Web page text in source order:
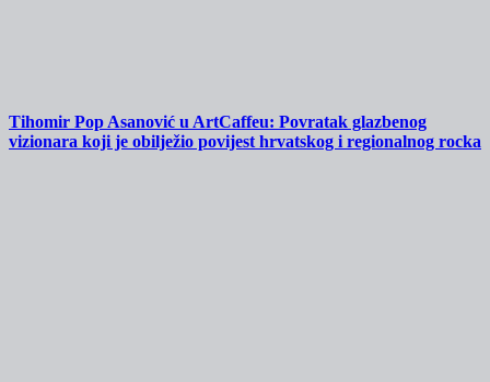
Tihomir Pop Asanović u ArtCaffeu: Povratak glazbenog
vizionara koji je obilježio povijest hrvatskog i regionalnog rocka